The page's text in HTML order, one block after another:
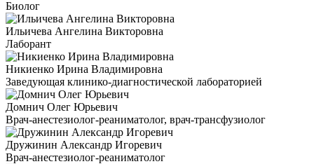
Биолог
Ильичева Ангелина Викторовна
Лаборант
Никиенко Ирина Владимировна
Заведующая клинико-диагностической лабораторией
Домнич Олег Юрьевич
Врач-анестезиолог-реаниматолог, врач-трансфузиолог
Дружинин Александр Игоревич
Врач-анестезиолог-реаниматолог